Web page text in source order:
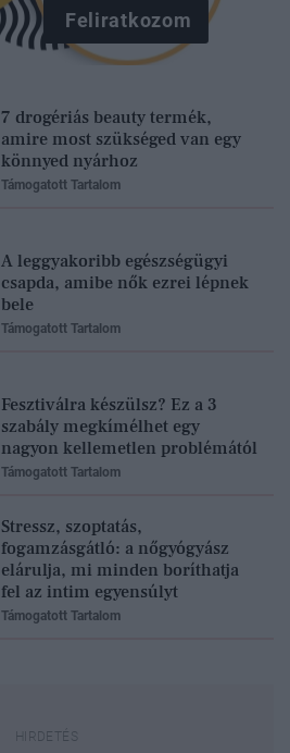
Feliratkozom
7 drogériás beauty termék,
amire most szükséged van egy
könnyed nyárhoz
Támogatott Tartalom
A leggyakoribb egészségügyi
csapda, amibe nők ezrei lépnek
bele
Támogatott Tartalom
Fesztiválra készülsz? Ez a 3
szabály megkímélhet egy
nagyon kellemetlen problémától
Támogatott Tartalom
Stressz, szoptatás,
fogamzásgátló: a nőgyógyász
elárulja, mi minden boríthatja
fel az intim egyensúlyt
Támogatott Tartalom